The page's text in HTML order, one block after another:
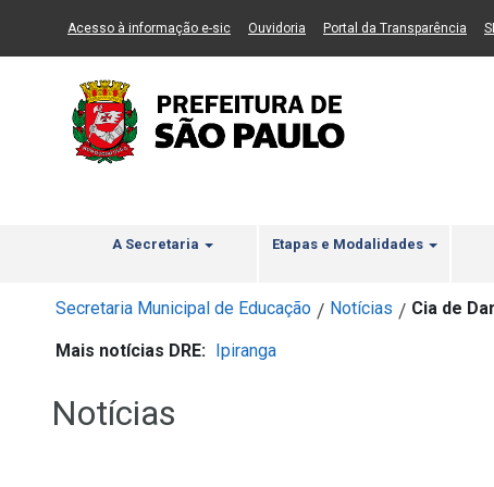
Ir ao Conteúdo Ir para menu principal 2 Ir para busca
Acesso à informação e-sic(Link para um novo sítio)
Ouvidoria (Link para um novo sítio)
Portal da Transparência
A Secretaria Etapas e Modalidades
Secretaria Municipal de Educação / Notícias / Cia de
Mais notícias DRE: Ipiranga
Notícias